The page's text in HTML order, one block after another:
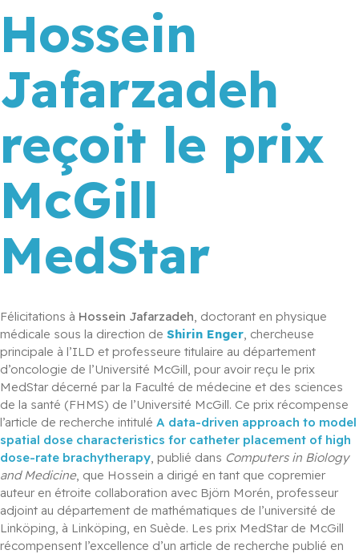
Hossein
Jafarzadeh
reçoit le prix
McGill
MedStar
Félicitations à Hossein Jafarzadeh , doctorant en physique
médicale sous la direction de Shirin Enger , chercheuse
principale à l’ILD et professeure titulaire au département
d’oncologie de l’Université McGill, pour avoir reçu le prix
MedStar décerné par la Faculté de médecine et des sciences
de la santé (FHMS) de l’Université McGill. Ce prix récompense
l’article de recherche intitulé A data-driven approach to model
spatial dose characteristics for catheter placement of high
dose-rate brachytherapy , publié dans Computers in Biology
and Medicine, que Hossein a dirigé en tant que copremier
auteur en étroite collaboration avec Björn Morén, professeur
adjoint au département de mathématiques de l’université de
Linköping, à Linköping, en Suède. Les prix MedStar de McGill
récompensent l’excellence d’un article de recherche publié en